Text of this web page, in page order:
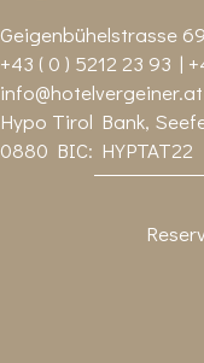
Geigenbühelstrasse
+43 ( 0 ) 5212 23 93 |
info@hotelvergeiner.at
Hypo Tirol Bank,
0880 BIC: HYPTAT22